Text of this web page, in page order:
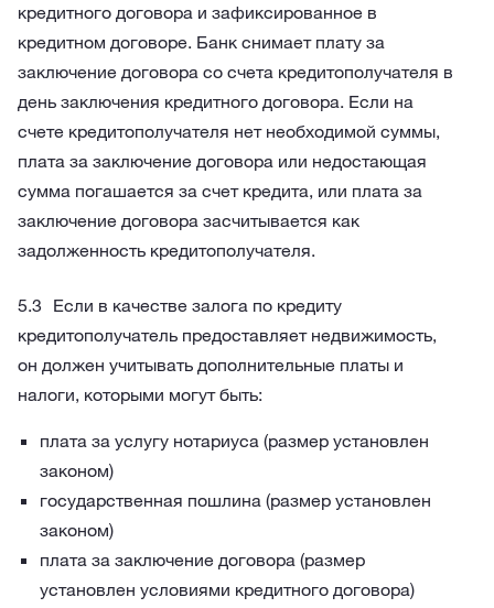
кредитного договора и зафиксированное в
кредитном договоре. Банк снимает плату за
заключение договора со счета кредитополучателя в
день заключения кредитного договора. Если на
счете кредитополучателя нет необходимой суммы,
плата за заключение договора или недостающая
сумма погашается за счет кредита, или плата за
заключение договора засчитывается как
задолженность кредитополучателя.
Если в качестве залога по кредиту
кредитополучатель предоставляет недвижимость,
он должен учитывать дополнительные платы и
налоги, которыми могут быть:
плата за услугу нотариуса (размер установлен
законом)
государственная пошлина (размер установлен
законом)
плата за заключение договора (размер
установлен условиями кредитного договора)